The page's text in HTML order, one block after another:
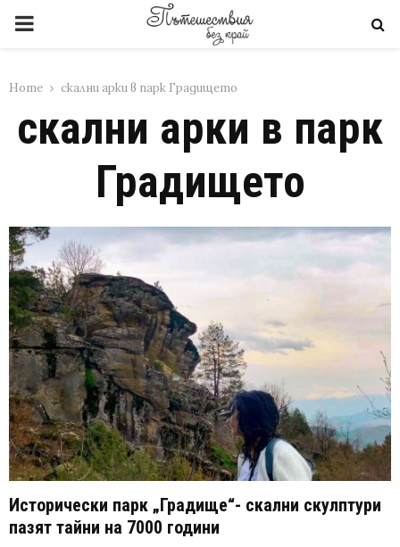
PRIMARY
Home скални арки в парк Градището
скални арки в парк
Градището
Исторически парк „Градище“- скални скулптури
пазят тайни на 7000 години